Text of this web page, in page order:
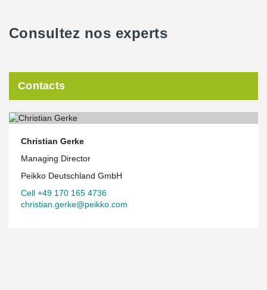
Consultez nos experts
Contacts
Christian Gerke
Managing Director
Peikko Deutschland GmbH
Cell +49 170 165 4736
christian.gerke@peikko.com